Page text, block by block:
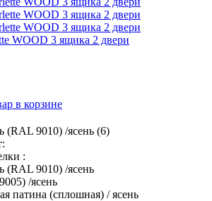
WOOD 3 ящика 2 двери
в корзине
(RAL 9010) /ясень (6)
:
(RAL 9010) /ясень
/ясень
патина (сплошная) / ясень